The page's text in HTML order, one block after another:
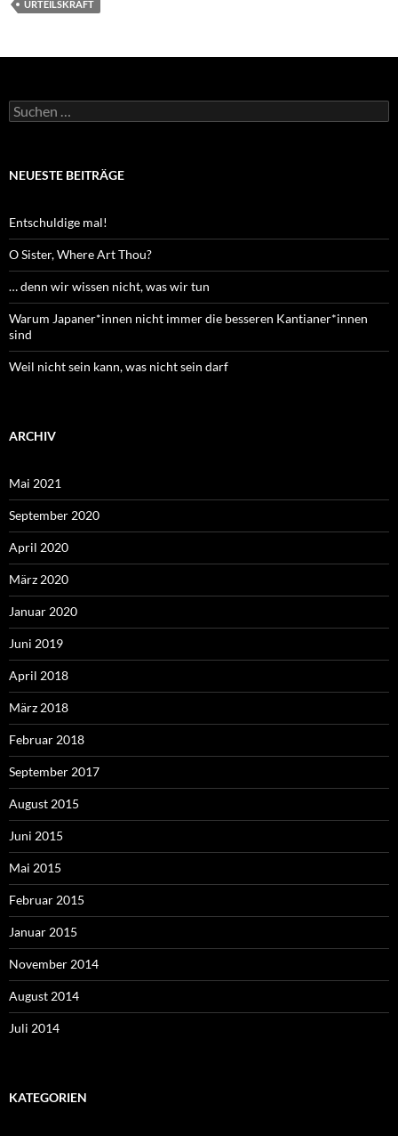
URTEILSKRAFT
Suchen
nach:
NEUESTE BEITRÄGE
Entschuldige mal!
O Sister, Where Art Thou?
… denn wir wissen nicht, was wir tun
Warum Japaner*innen nicht immer die besseren Kantianer*innen
sind
Weil nicht sein kann, was nicht sein darf
ARCHIV
Mai 2021
September 2020
April 2020
März 2020
Januar 2020
Juni 2019
April 2018
März 2018
Februar 2018
September 2017
August 2015
Juni 2015
Mai 2015
Februar 2015
Januar 2015
November 2014
August 2014
Juli 2014
KATEGORIEN